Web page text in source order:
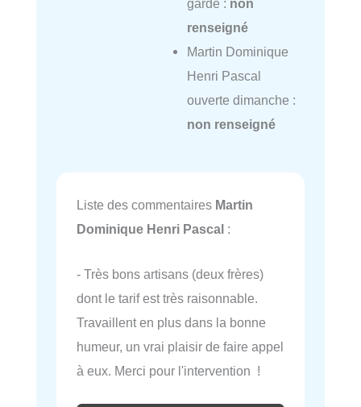
garde : non
renseigné
Martin Dominique
Henri Pascal
ouverte dimanche :
non renseigné
Liste des commentaires Martin
Dominique Henri Pascal :
- Très bons artisans (deux frères)
dont le tarif est très raisonnable.
Travaillent en plus dans la bonne
humeur, un vrai plaisir de faire appel
à eux. Merci pour l'intervention !